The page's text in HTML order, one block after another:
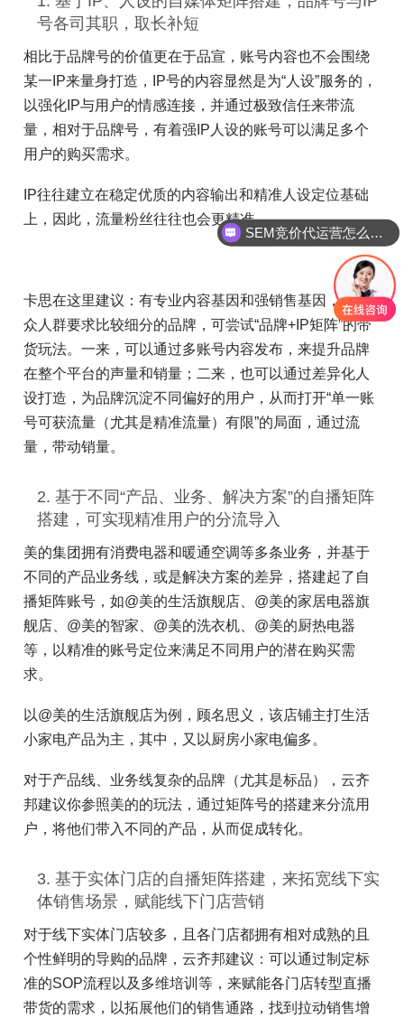
号各司其职，取长补短
相比于品牌号的价值更在于品宣，账号内容也不会围绕
某一IP来量身打造，IP号的内容显然是为“人设”服务的，
以强化IP与用户的情感连接，并通过极致信任来带流
量，相对于品牌号，有着强IP人设的账号可以满足多个
用户的购买需求。
IP往往建立在稳定优质的内容输出和精准人设定位基础
上，因此，流量粉丝往往也会更精准。
卡思在这里建议：有专业内容基因和强销售基因，且受
众人群要求比较细分的品牌，可尝试“品牌+IP矩阵”的带
货玩法。一来，可以通过多账号内容发布，来提升品牌
在整个平台的声量和销量；二来，也可以通过差异化人
设打造，为品牌沉淀不同偏好的用户，从而打开“单一账
号可获流量（尤其是精准流量）有限”的局面，通过流
量，带动销量。
2. 基于不同“产品、业务、解决方案”的自播矩阵
搭建，可实现精准用户的分流导入
美的集团拥有消费电器和暖通空调等多条业务，并基于
不同的产品业务线，或是解决方案的差异，搭建起了自
播矩阵账号，如@美的生活旗舰店、@美的家居电器旗
舰店、@美的智家、@美的洗衣机、@美的厨热电器
等，以精准的账号定位来满足不同用户的潜在购买需
求。
以@美的生活旗舰店为例，顾名思义，该店铺主打生活
小家电产品为主，其中，又以厨房小家电偏多。
对于产品线、业务线复杂的品牌（尤其是标品），云齐
邦建议你参照美的的玩法，通过矩阵号的搭建来分流用
户，将他们带入不同的产品，从而促成转化。
3. 基于实体门店的自播矩阵搭建，来拓宽线下实
体销售场景，赋能线下门店营销
对于线下实体门店较多，且各门店都拥有相对成熟的且
个性鲜明的导购的品牌，云齐邦建议：可以通过制定标
准的SOP流程以及多维培训等，来赋能各门店转型直播
带货的需求，以拓展他们的销售通路，找到拉动销售增
小红书代运营是怎么做的？